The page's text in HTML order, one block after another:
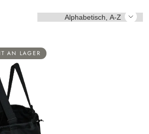
Sortieren
AN LAGER